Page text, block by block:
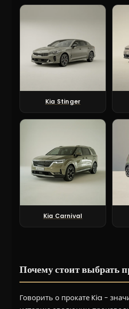
Kia Stinger
Kia Carnival
Почему стоит выбрать
Говорить о прокате Kia -